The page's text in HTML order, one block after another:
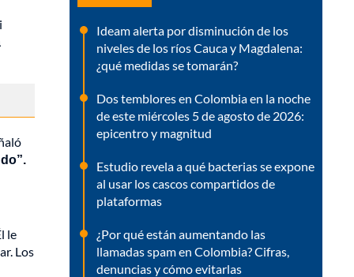
le
Los
Ideam alerta por disminución de los
niveles de los ríos Cauca y Magdalena:
¿qué medidas se tomarán?
Dos temblores en Colombia en la noche
de este miércoles 5 de agosto de 2026:
epicentro y magnitud
Estudio revela a qué bacterias se expone
al usar los cascos compartidos de
plataformas
¿Por qué están aumentando las
llamadas spam en Colombia? Cifras,
denuncias y cómo evitarlas